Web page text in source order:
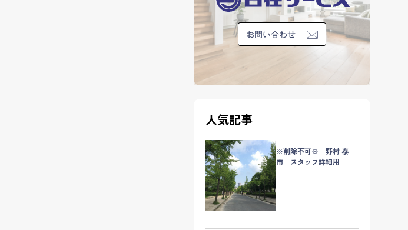
人気記事
※削除不可※ 野村 泰
市 スタッフ詳細用